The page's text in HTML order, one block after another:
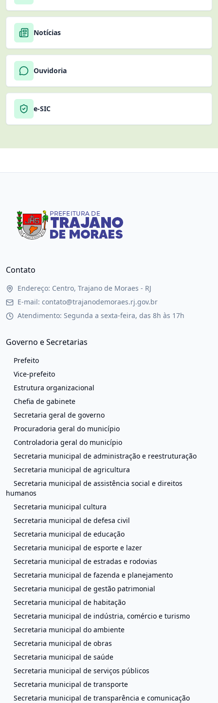
Notícias
Ouvidoria
e-SIC
Contato
Endereço: Centro, Trajano de Moraes - RJ
E-mail: contato@trajanodemoraes.rj.gov.br
Atendimento: Segunda a sexta-feira, das 8h às 17h
Governo e Secretarias
Prefeito
Vice-prefeito
Estrutura organizacional
Chefia de gabinete
Secretaria geral de governo
Procuradoria geral do município
Controladoria geral do município
Secretaria municipal de administração e reestruturação
Secretaria municipal de agricultura
Secretaria municipal de assistência social e direitos
humanos
Secretaria municipal cultura
Secretaria municipal de defesa civil
Secretaria municipal de educação
Secretaria municipal de esporte e lazer
Secretaria municipal de estradas e rodovias
Secretaria municipal de fazenda e planejamento
Secretaria municipal de gestão patrimonial
Secretaria municipal de habitação
Secretaria municipal de indústria, comércio e turismo
Secretaria municipal do ambiente
Secretaria municipal de obras
Secretaria municipal de saúde
Secretaria municipal de serviços públicos
Secretaria municipal de transporte
Secretaria municipal de transparência e comunicação